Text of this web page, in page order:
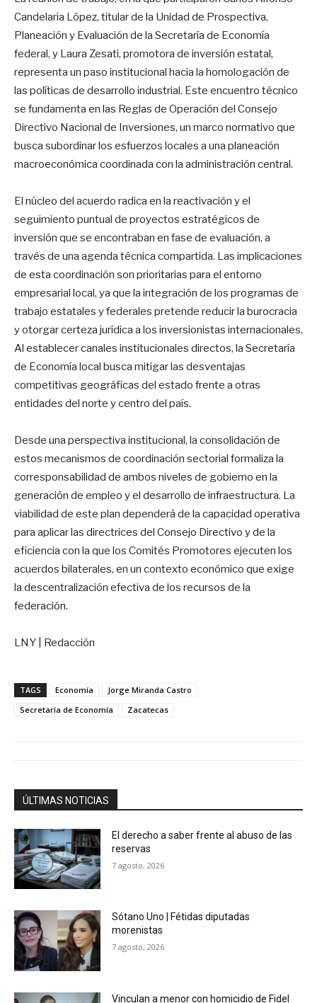
Candelaria López, titular de la Unidad de Prospectiva,
Planeación y Evaluación de la Secretaría de Economía
federal, y Laura Zesati, promotora de inversión estatal,
representa un paso institucional hacia la homologación de
las políticas de desarrollo industrial. Este encuentro técnico
se fundamenta en las Reglas de Operación del Consejo
Directivo Nacional de Inversiones, un marco normativo que
busca subordinar los esfuerzos locales a una planeación
macroeconómica coordinada con la administración central.
El núcleo del acuerdo radica en la reactivación y el
seguimiento puntual de proyectos estratégicos de
inversión que se encontraban en fase de evaluación, a
través de una agenda técnica compartida. Las implicaciones
de esta coordinación son prioritarias para el entorno
empresarial local, ya que la integración de los programas de
trabajo estatales y federales pretende reducir la burocracia
y otorgar certeza jurídica a los inversionistas internacionales.
Al establecer canales institucionales directos, la Secretaría
de Economía local busca mitigar las desventajas
competitivas geográficas del estado frente a otras
entidades del norte y centro del país.
Desde una perspectiva institucional, la consolidación de
estos mecanismos de coordinación sectorial formaliza la
corresponsabilidad de ambos niveles de gobierno en la
generación de empleo y el desarrollo de infraestructura. La
viabilidad de este plan dependerá de la capacidad operativa
para aplicar las directrices del Consejo Directivo y de la
eficiencia con la que los Comités Promotores ejecuten los
acuerdos bilaterales, en un contexto económico que exige
la descentralización efectiva de los recursos de la
federación.
LNY | Redacción
TAGS Economía
Jorge Miranda Castro
Secretaría de Economía
Zacatecas
ÚLTIMAS NOTICIAS
El derecho a saber frente al abuso de las
reservas
7 agosto, 2026
Sótano Uno | Fétidas diputadas
morenistas
7 agosto, 2026
Vinculan a menor con homicidio de Fidel